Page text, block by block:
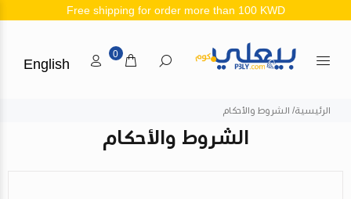
Free shipping for order more than 100 KWD
0
English
الرئيسية الشروط والأحكام
الشروط والأحكام